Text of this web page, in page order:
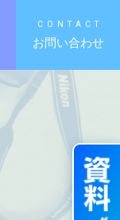
CONTACT
お問い合わせ